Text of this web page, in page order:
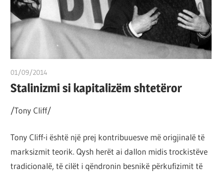
por
çështja
është
që
shndërrosh
atë.
01/09/2014
Stalinizmi si kapitalizëm shtetëror
/Tony Cliff/
Tony Cliff-i është një prej kontribuuesve më origjinalë të
marksizmit teorik. Qysh herët ai dallon midis trockistëve
tradicionalë, të cilët i qëndronin besnikë përkufizimit të